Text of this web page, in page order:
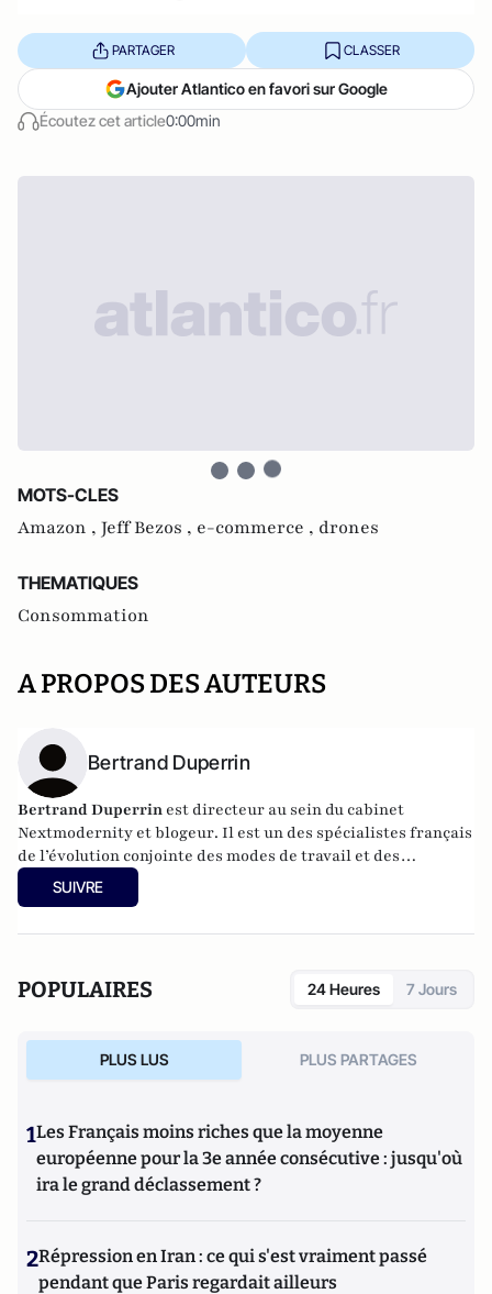
Écoutez cet article0:00min
PARTAGER CLASSER
Ajouter Atlantico en favori sur Google
MOTS-CLES
Amazon , Jeff Bezos , e-commerce , drones
THEMATIQUES
Consommation
A PROPOS DES AUTEURS
Bertrand Duperrin
Bertrand Duperrin est directeur au sein du cabinet
Nextmodernity etblogeur. Il est un des spécialistes français
de l’évolution conjointe des modes de travail et des
technologies.
SUIVRE
POPULAIRES 24 Heures 7 Jours
PLUS LUS PLUS PARTAGES
1Les Français moins riches que la moyenne
européenne pour la 3e année consécutive : jusqu'où
ira le grand déclassement ?
2Répression en Iran : ce qui s'est vraiment passé
pendant que Paris regardait ailleurs